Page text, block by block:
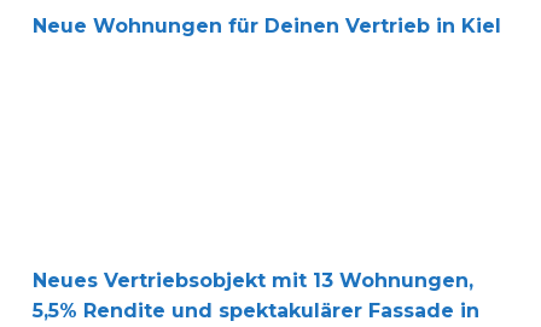
Neue Wohnungen für Deinen Vertrieb in Kiel
Neues Vertriebsobjekt mit 13 Wohnungen,
5,5% Rendite und spektakulärer Fassade in